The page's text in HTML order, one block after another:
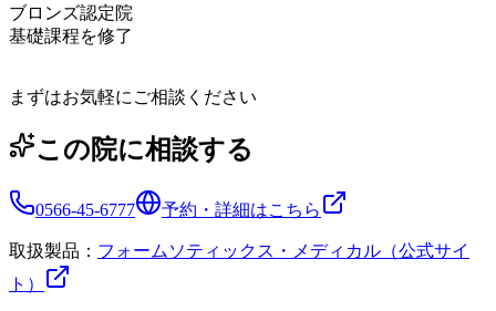
ブロンズ認定院
基礎課程を修了
まずはお気軽にご相談ください
この院に相談する
0566-45-6777 予約・詳細はこちら
取扱製品： フォームソティックス・メディカル（公式サイ
ト）